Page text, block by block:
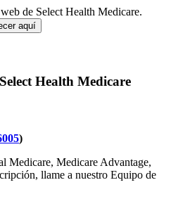
de Select Health Medicare.
aquí
Health Medicare
)
Medicare, Medicare Advantage,
llame a nuestro Equipo de